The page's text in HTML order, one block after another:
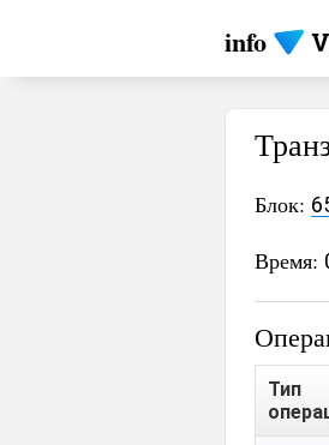
info
Блок:
Время:
Тип